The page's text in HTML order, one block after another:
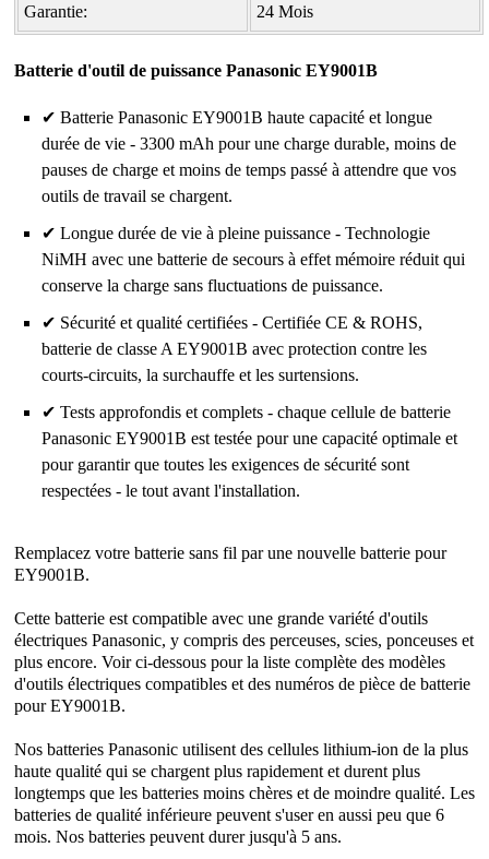
Garantie: 24 Mois
Batterie d'outil de puissance Panasonic EY9001B
✔ Batterie Panasonic EY9001B haute capacité et longue
durée de vie - 3300 mAh pour une charge durable, moins de
pauses de charge et moins de temps passé à attendre que vos
outils de travail se chargent.
✔ Longue durée de vie à pleine puissance - Technologie
NiMH avec une batterie de secours à effet mémoire réduit qui
conserve la charge sans fluctuations de puissance.
✔ Sécurité et qualité certifiées - Certifiée CE & ROHS,
batterie de classe A EY9001B avec protection contre les
courts-circuits, la surchauffe et les surtensions.
✔ Tests approfondis et complets - chaque cellule de batterie
Panasonic EY9001B est testée pour une capacité optimale et
pour garantir que toutes les exigences de sécurité sont
respectées - le tout avant l'installation.
Remplacez votre batterie sans fil par une nouvelle batterie pour
EY9001B.
Cette batterie est compatible avec une grande variété d'outils
électriques Panasonic, y compris des perceuses, scies, ponceuses et
plus encore. Voir ci-dessous pour la liste complète des modèles
d'outils électriques compatibles et des numéros de pièce de batterie
pour EY9001B.
Nos batteries Panasonic utilisent des cellules lithium-ion de la plus
haute qualité qui se chargent plus rapidement et durent plus
longtemps que les batteries moins chères et de moindre qualité. Les
batteries de qualité inférieure peuvent s'user en aussi peu que 6
mois. Nos batteries peuvent durer jusqu'à 5 ans.